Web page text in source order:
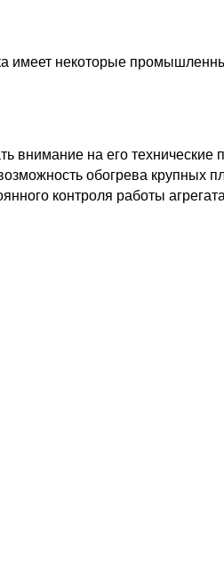
имеет некоторые
внимание на его
обогрева крупных
контроля работы